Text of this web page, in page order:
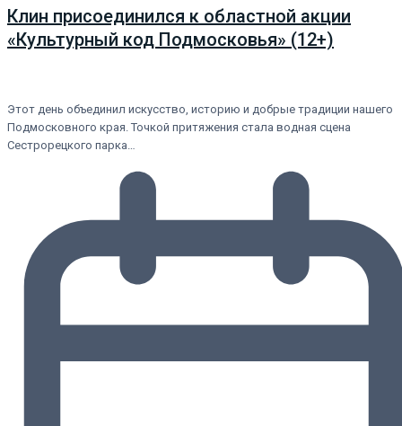
Клин присоединился к областной акции
«Культурный код Подмосковья» (12+)
Этот день объединил искусство, историю и добрые традиции нашего
Подмосковного края. Точкой притяжения стала водная сцена
Сестрорецкого парка…